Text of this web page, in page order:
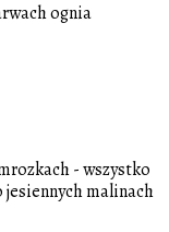
ognia
- wszystko
malinach